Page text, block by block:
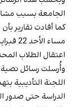
الجامعة بسبب
كما أفادت تقارير
مساء
اعتقال الطلاب
وأُرسلت رسائل
اللجنة التأديبية
الدراسة حتى صدور